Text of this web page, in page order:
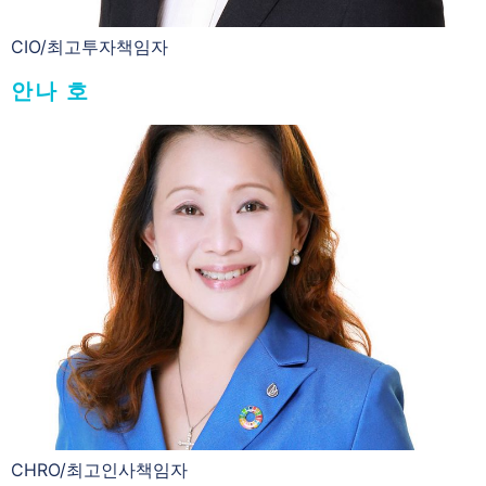
CIO/최고투자책임자
안나 호
CHRO/최고인사책임자